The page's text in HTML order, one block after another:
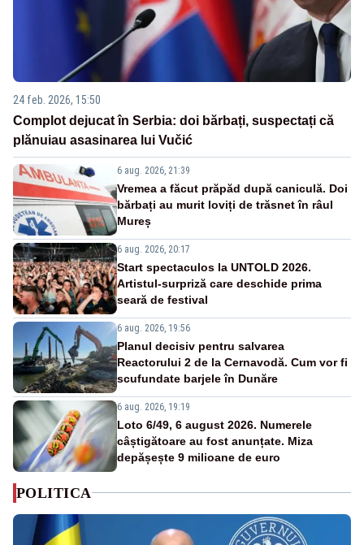
24 feb. 2026, 15:50
Complot dejucat în Serbia: doi bărbați, suspectați că
plănuiau asasinarea lui Vučić
6 aug. 2026, 21:39
Vremea a făcut prăpăd după caniculă. Doi
bărbați au murit loviți de trăsnet în râul
Mureș
6 aug. 2026, 20:17
Start spectaculos la UNTOLD 2026.
Artistul-surpriză care deschide prima
seară de festival
6 aug. 2026, 19:56
Planul decisiv pentru salvarea
Reactorului 2 de la Cernavodă. Cum vor fi
scufundate barjele în Dunăre
6 aug. 2026, 19:19
Loto 6/49, 6 august 2026. Numerele
câștigătoare au fost anunțate. Miza
depășește 9 milioane de euro
POLITICA